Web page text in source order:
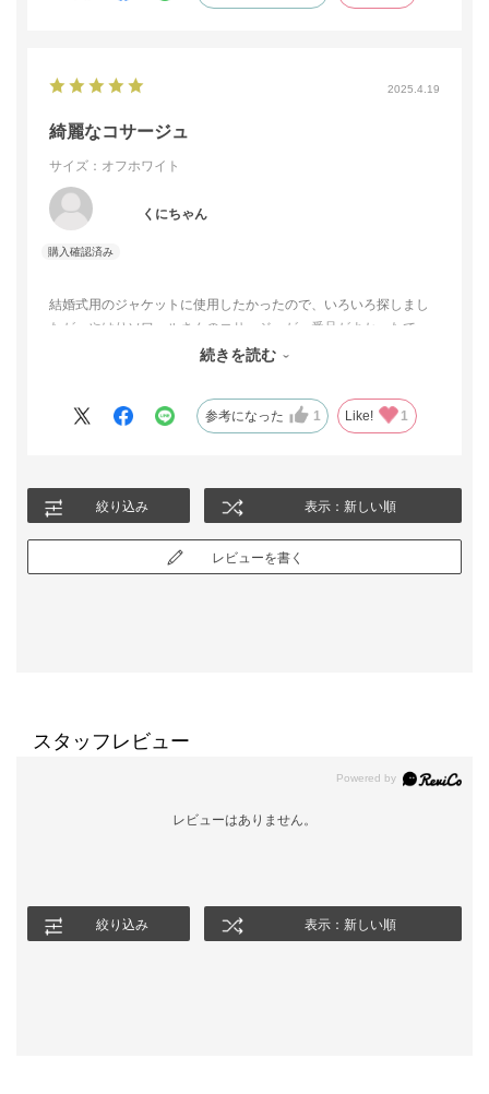
2025.4.19
綺麗なコサージュ
サイズ：オフホワイト
くにちゃん
結婚式用のジャケットに使用したかったので、いろいろ探しまし
たが、やはりソワールさんのコサージュが一番品がよかったで
続きを読む
参考になった 1 Like! 1
絞り込み 表示：新しい順
レビューを書く
スタッフレビュー
レビューはありません。
絞り込み 表示：新しい順